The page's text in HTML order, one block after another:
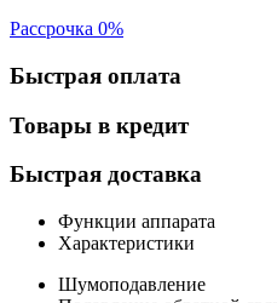
Рассрочка 0%
Быстрая оплата
Товары в кредит
Быстрая доставка
Функции аппарата
Характеристики
Шумоподавление